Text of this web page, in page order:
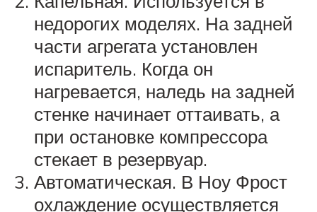
недорогих моделях. На задней
части агрегата установлен
испаритель. Когда он
нагревается, наледь на задней
стенке начинает оттаивать, а
при остановке компрессора
стекает в резервуар.
Автоматическая. В Ноу Фрост
охлаждение осуществляется